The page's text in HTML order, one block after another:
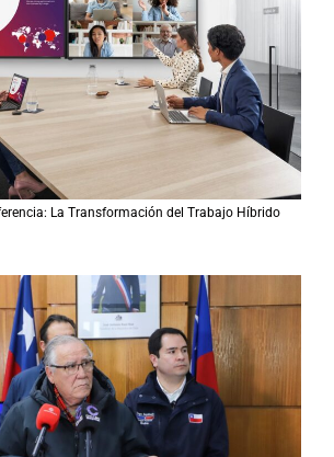
La Transformación del Trabajo Híbrido